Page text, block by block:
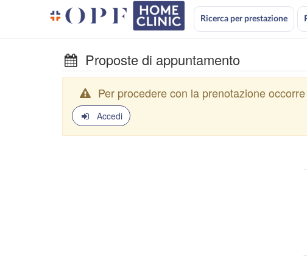
Ricerca per prestazione
Proposte di appuntamento
Per procedere con la prenotazione
Accedi